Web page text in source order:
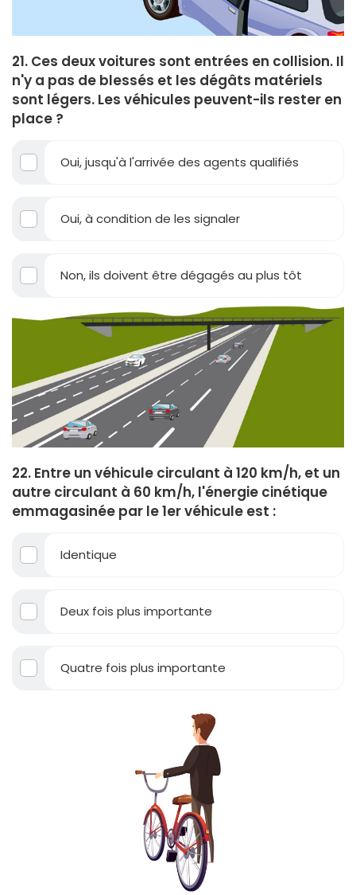
21. Ces deux voitures sont entrées en collision. Il
n'y a pas de blessés et les dégâts matériels
sont légers. Les véhicules peuvent-ils rester en
place ?
Oui, jusqu'à l'arrivée des agents qualifiés
Oui, à condition de les signaler
Non, ils doivent être dégagés au plus tôt
22. Entre un véhicule circulant à 120 km/h, et un
autre circulant à 60 km/h, l'énergie cinétique
emmagasinée par le 1er véhicule est :
Identique
Deux fois plus importante
Quatre fois plus importante